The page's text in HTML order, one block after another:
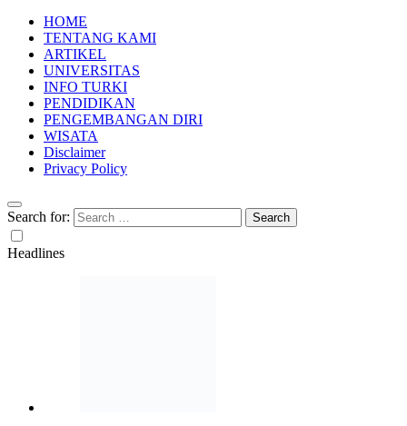
HOME
TENTANG KAMI
ARTIKEL
UNIVERSITAS
INFO TURKI
PENDIDIKAN
PENGEMBANGAN DIRI
WISATA
Disclaimer
Privacy Policy
Search for:
Headlines